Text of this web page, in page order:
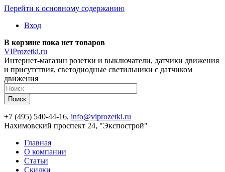
Перейти к основному содержанию
Вход
В корзине пока нет товаров
VIProzetki.ru
Интернет-магазин розетки и выключатели, датчики движения
и присутствия, светодиодные светильники с датчиком
движения
+7 (495) 540-44-16, info@viprozetki.ru
Нахимовский проспект 24, "Экспострой"
Главная
О компании
Статьи
Скидки